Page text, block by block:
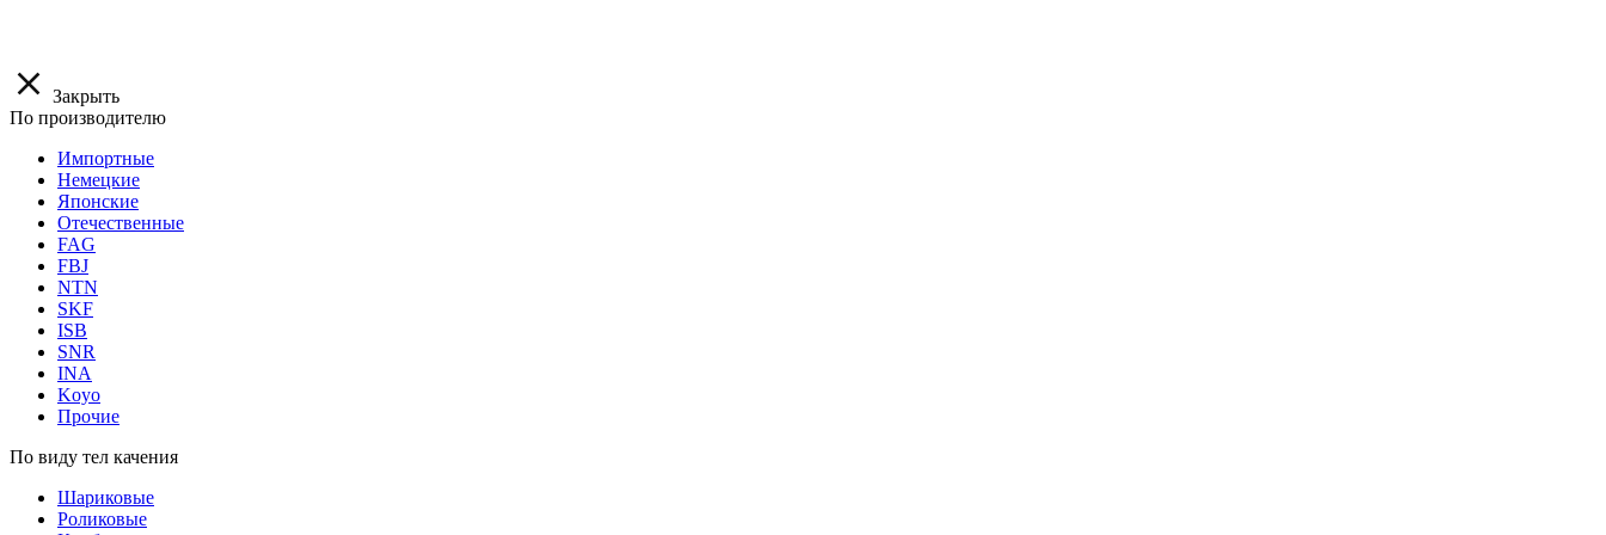
Закрыть
По производителю
Импортные
Немецкие
Японские
Отечественные
FAG
FBJ
NTN
SKF
ISB
SNR
INA
Koyo
Прочие
По виду тел качения
Шариковые
Роликовые